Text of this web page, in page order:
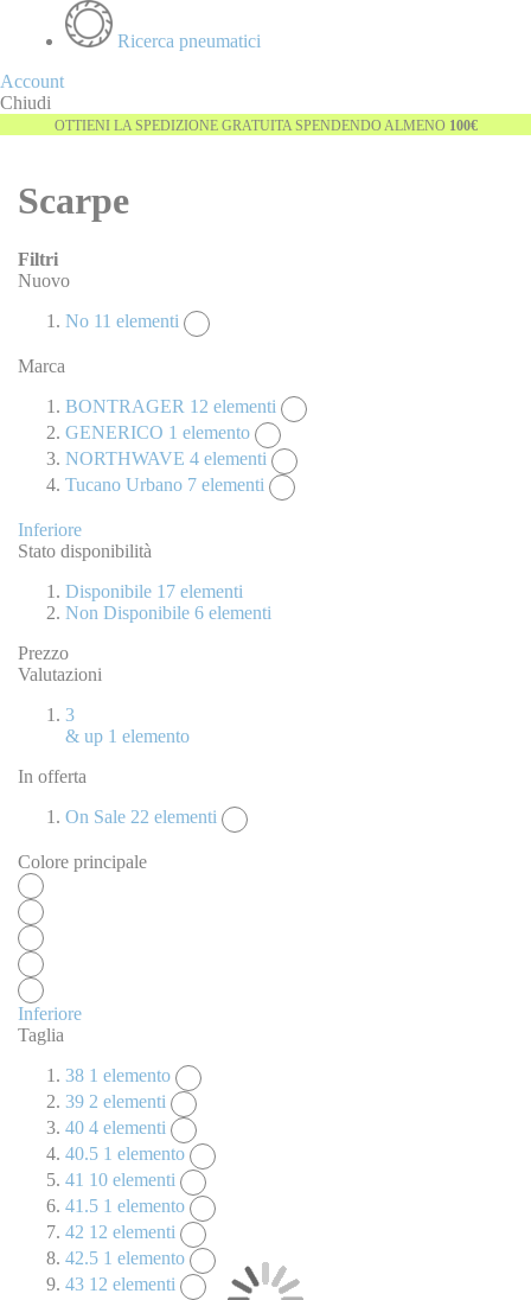
Ricerca pneumatici
Account
Chiudi
OTTIENI LA SPEDIZIONE GRATUITA SPENDENDO ALMENO 100€
Scarpe
Filtri
Nuovo
No 11 elementi
Marca
BONTRAGER 12 elementi
GENERICO 1 elemento
NORTHWAVE 4 elementi
Tucano Urbano 7 elementi
Inferiore
Stato disponibilità
Disponibile 17 elementi
Non Disponibile 6 elementi
Prezzo
Valutazioni
3
& up 1 elemento
In offerta
On Sale 22 elementi
Colore principale
Inferiore
Taglia
38 1 elemento
39 2 elementi
40 4 elementi
40.5 1 elemento
41 10 elementi
41.5 1 elemento
42 12 elementi
42.5 1 elemento
43 12 elementi